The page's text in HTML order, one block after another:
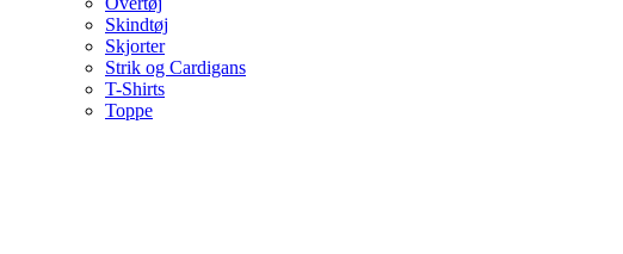
Skindtøj
Skjorter
Strik og Cardigans
T-Shirts
Toppe